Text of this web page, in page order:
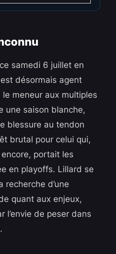
samedi 6 juillet en
désormais agent
meneur aux multiples
une saison blanche,
blessure au tendon
brutal pour celui qui,
portait les
en playoffs. Lillard se
recherche d’une
quant aux enjeux,
l’envie de peser dans